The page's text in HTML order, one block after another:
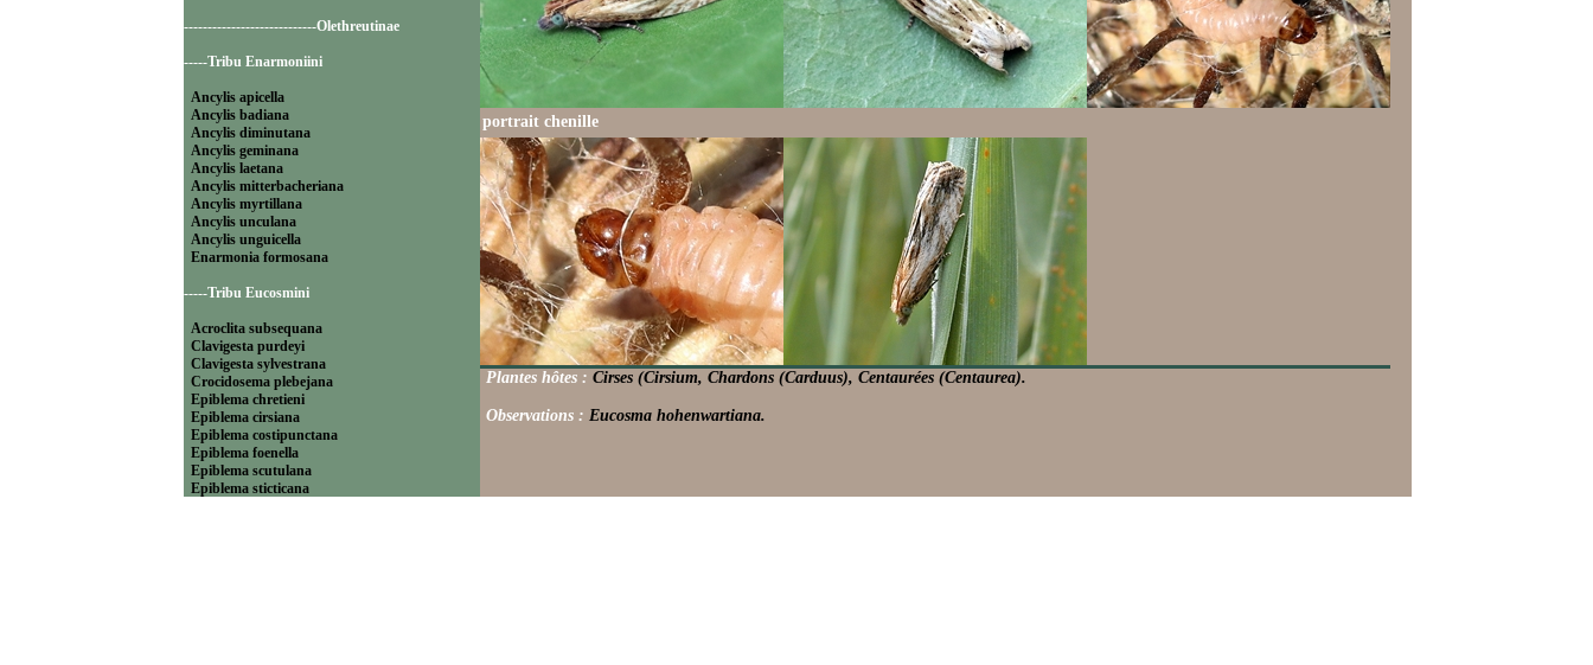
----------------------------Olethreutinae
-----Tribu Enarmoniini
Ancylis apicella
Ancylis badiana
Ancylis diminutana
Ancylis geminana
Ancylis laetana
Ancylis mitterbacheriana
Ancylis myrtillana
Ancylis unculana
Ancylis unguicella
Enarmonia formosana
-----Tribu Eucosmini
Acroclita subsequana
Clavigesta purdeyi
Clavigesta sylvestrana
Crocidosema plebejana
Epiblema chretieni
Epiblema cirsiana
Epiblema costipunctana
Epiblema foenella
Epiblema scutulana
Epiblema sticticana
portrait chenille
Plantes hôtes : Cirses (Cirsium, Chardons (Carduus), Centaurées (Centaurea).
Observations : Eucosma hohenwartiana.